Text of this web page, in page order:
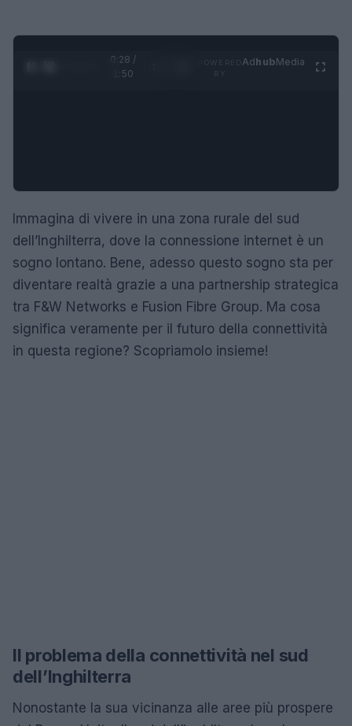
0:29 /
1:50
AdhubMedia
Immagina di vivere in una zona rurale del sud
dell’Inghilterra, dove la connessione internet è un
sogno lontano. Bene, adesso questo sogno sta per
diventare realtà grazie a una partnership strategica
tra F&W Networks e Fusion Fibre Group. Ma cosa
significa veramente per il futuro della connettività
in questa regione? Scopriamolo insieme!
Il problema della connettività nel sud
dell’Inghilterra
Nonostante la sua vicinanza alle aree più prospere